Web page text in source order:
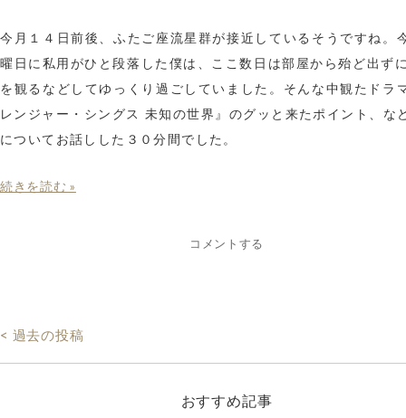
今月１４日前後、ふたご座流星群が接近しているそうですね。
曜日に私用がひと段落した僕は、ここ数日は部屋から殆ど出ず
を観るなどしてゆっくり過ごしていました。そんな中観たドラ
レンジャー・シングス 未知の世界』のグッと来たポイント、な
についてお話しした３０分間でした。
続きを読む »
コメントする
< 過去の投稿
おすすめ記事